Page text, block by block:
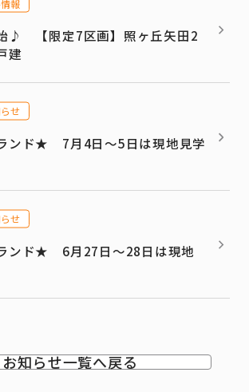
報
♪ 【限定7区画】照ヶ丘矢田2
建
せ
ンド★ 7月4日～5日は現地見学
せ
ンド★ 6月27日～28日は現地
お知らせ一覧へ戻る